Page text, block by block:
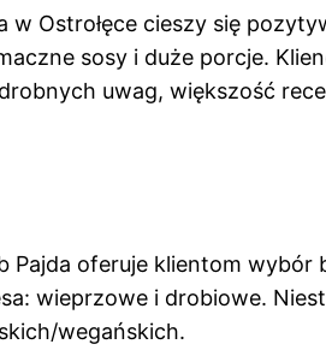
w Ostrołęce cieszy się
sosy i duże porcje.
uwag, większość
Pajda oferuje klientom
wieprzowe i drobiowe.
wegańskich.